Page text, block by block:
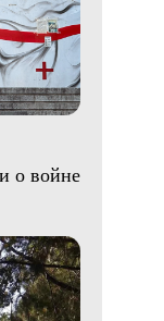
о войне